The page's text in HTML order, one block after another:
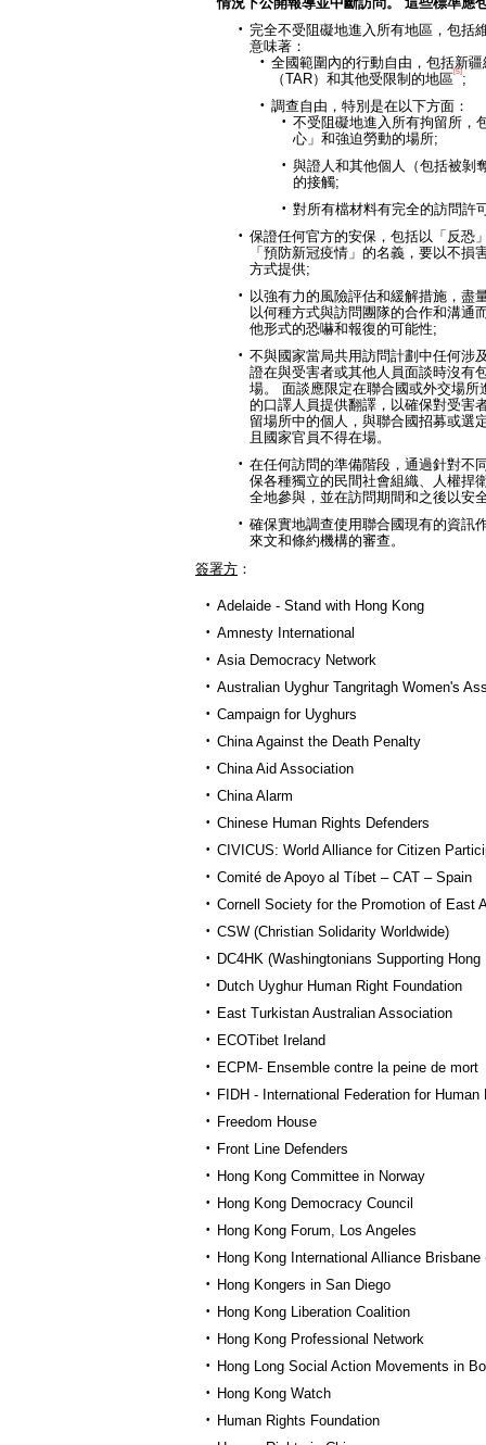
完全不受阻礙地進入所有地區，包括
意味著：
全國範圍內的行動自由，包括新
（TAR）和其他受限制的地區[5];
調查自由，特別是在以下方面：
不受阻礙地進入所有拘留所，
心」和強迫勞動的場所;
與證人和其他個人（包括被剝
的接觸;
對所有檔材料有完全的訪問許
保證任何官方的安保，包括以「反恐
「預防新冠疫情」的名義，要以不
方式提供;
以強有力的風險評估和緩解措施，盡
以何種方式與訪問團隊的合作和溝通
他形式的恐嚇和報復的可能性;
不與國家當局共用訪問計劃中任何涉
證在與受害者或其他人員面談時沒有
場。 面談應限定在聯合國或外交場
的口譯人員提供翻譯，以確保對受害
留場所中的個人，與聯合國招募或選
且國家官員不得在場。
在任何訪問的準備階段，通過針對不
保各種獨立的民間社會組織、人權捍
全地參與，並在訪問期間和之後以安
確保實地調查使用聯合國現有的資訊
來文和條約機構的審查。
簽署方 ：
Adelaide - Stand with Hong Kong
Amnesty International
Asia Democracy Network
Australian Uyghur Tangritagh Women's
Campaign for Uyghurs
China Against the Death Penalty
China Aid Association
China Alarm
Chinese Human Rights Defenders
CIVICUS: World Alliance for Citizen
Comité de Apoyo al Tíbet – CAT – Spain
Cornell Society for the Promotion of East
CSW (Christian Solidarity Worldwide)
DC4HK (Washingtonians Supporting Hong
Dutch Uyghur Human Right Foundation
East Turkistan Australian Association
ECOTibet Ireland
ECPM- Ensemble contre la peine de mort
FIDH - International Federation for Human
Freedom House
Front Line Defenders
Hong Kong Committee in Norway
Hong Kong Democracy Council
Hong Kong Forum, Los Angeles
Hong Kong International Alliance Brisbane
Hong Kongers in San Diego
Hong Kong Liberation Coalition
Hong Kong Professional Network
Hong Long Social Action Movements in
Hong Kong Watch
Human Rights Foundation